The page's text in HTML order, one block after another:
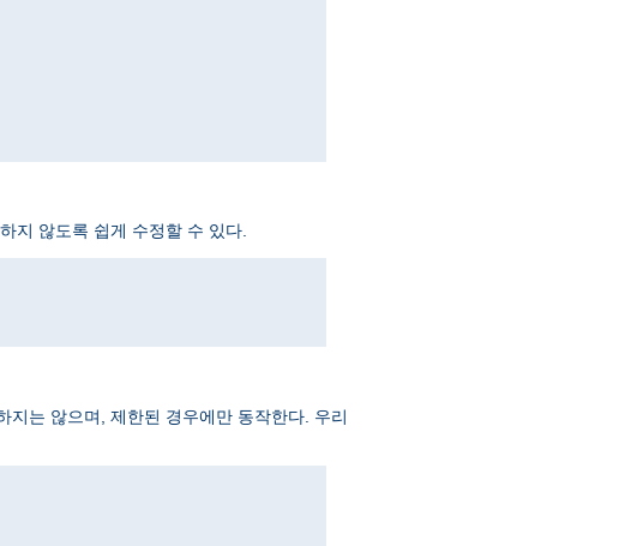
지 않도록 쉽게 수정할 수 있다.
는 않으며, 제한된 경우에만 동작한다. 우리